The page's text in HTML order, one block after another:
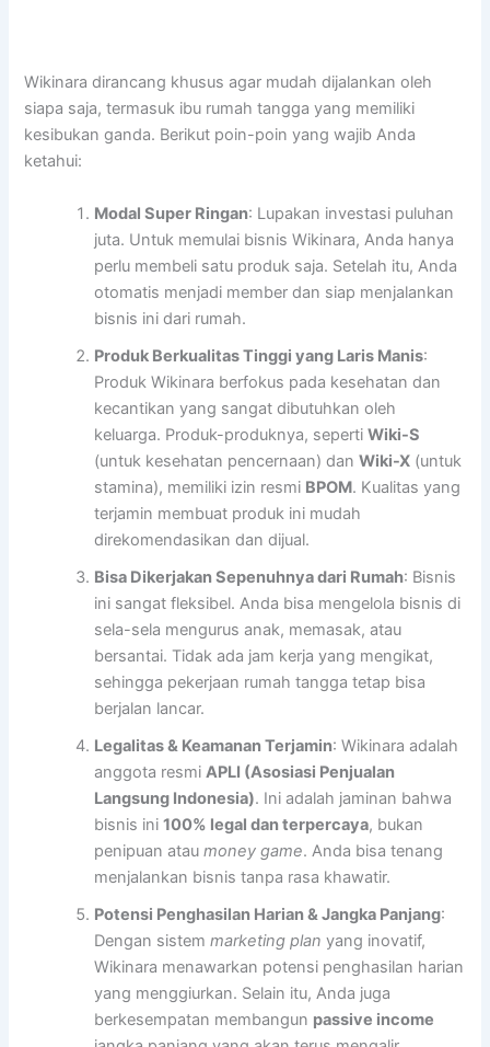
Wikinara dirancang khusus agar mudah dijalankan oleh
siapa saja, termasuk ibu rumah tangga yang memiliki
kesibukan ganda. Berikut poin-poin yang wajib Anda
ketahui:
Modal Super Ringan: Lupakan investasi puluhan
juta. Untuk memulai bisnis Wikinara, Anda hanya
perlu membeli satu produk saja. Setelah itu, Anda
otomatis menjadi member dan siap menjalankan
bisnis ini dari rumah.
Produk Berkualitas Tinggi yang Laris Manis:
Produk Wikinara berfokus pada kesehatan dan
kecantikan yang sangat dibutuhkan oleh
keluarga. Produk-produknya, sepertiWiki-S
(untuk kesehatan pencernaan) danWiki-X (untuk
stamina), memiliki izin resmi BPOM. Kualitas yang
terjamin membuat produk ini mudah
direkomendasikan dan dijual.
Bisa Dikerjakan Sepenuhnya dari Rumah: Bisnis
ini sangat fleksibel. Anda bisa mengelola bisnis di
sela-sela mengurus anak, memasak, atau
bersantai. Tidak ada jam kerja yang mengikat,
sehingga pekerjaan rumah tangga tetap bisa
berjalan lancar.
Legalitas & Keamanan Terjamin: Wikinara adalah
anggota resmi APLI (Asosiasi Penjualan
Langsung Indonesia). Ini adalah jaminan bahwa
bisnis ini100% legal dan terpercaya, bukan
penipuan ataumoney game. Anda bisa tenang
menjalankan bisnis tanpa rasa khawatir.
Potensi Penghasilan Harian & Jangka Panjang:
Dengan sistemmarketing plan yang inovatif,
Wikinara menawarkan potensi penghasilan harian
yang menggiurkan. Selain itu, Anda juga
berkesempatan membangun passive income